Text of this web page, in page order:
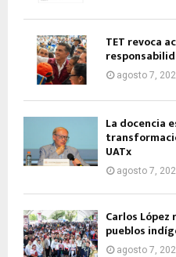
TET revoca
agosto 7,
La docencia
UATx
agosto 7,
Carlos
pueblos
agosto 7,